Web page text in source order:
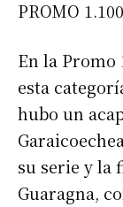
PROMO
En la Promo
esta
hubo un
su serie y la
Guaragna,